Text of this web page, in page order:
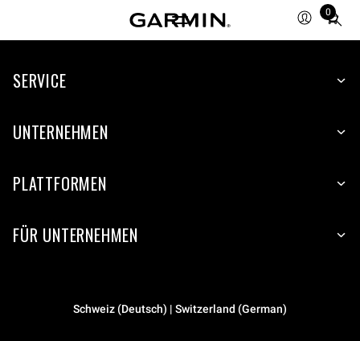
0
Total
items
cart:
SERVICE
UNTERNEHMEN
PLATTFORMEN
FÜR UNTERNEHMEN
Schweiz (Deutsch) | Switzerland (German)